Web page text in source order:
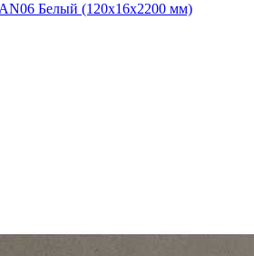
Белый (120х16х2200 мм)